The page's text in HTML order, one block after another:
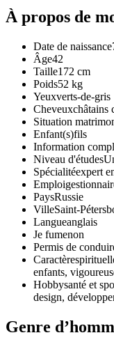
À propos de
Date de naissance
Âge42
Taille172 cm
Poids52 kg
Yeuxverts-de-gris
Cheveuxсhâtains
Situation
Enfant(s)fils
Information
Niveau d'études
Spécialitéexpert
Emploi
PaysRussie
VilleSaint-
Langueanglais
Je fumenon
Permis de
Caractère
enfants,
Hobbysanté et
design,
Genre